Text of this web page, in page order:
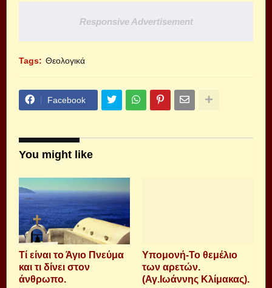
Responsive Advertisement
Tags: Θεολογικά
Facebook
You might like
Τί είναι το Άγιο Πνεύμα
και τι δίνει στον
άνθρωπο.
Υπομονή-Το θεμέλιο
των αρετών.
(Αγ.Ιωάννης Κλίμακας).